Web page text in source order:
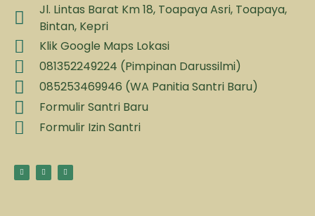
Jl. Lintas Barat Km 18, Toapaya Asri, Toapaya,
Bintan, Kepri
Klik Google Maps Lokasi
081352249224 (Pimpinan Darussilmi)
085253469946 (WA Panitia Santri Baru)
Formulir Santri Baru
Formulir Izin Santri